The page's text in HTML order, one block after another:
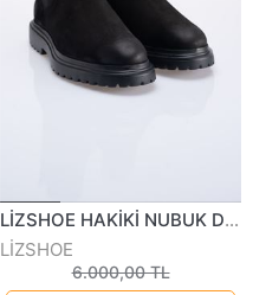
LİZSHOE HAKİKİ NUBUK DERİ ERKEK GÜNLÜK BOT PİK 05524K
LİZSHOE
6.000,00 TL